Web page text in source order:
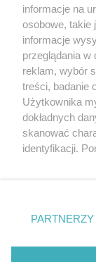
7 / 7
bytom
Wróć do
Budowa
Nie zapomnij
zapoznać się z:
Twojemiasto
Piekary Śląskie
Chorzów
Tarnowskie Góry
Gliwice
informacje na
osobowe, takie
informacje
przeglądania w
reklam, wybór
treści, badanie
Użytkownika
dokładnych
skanować
identyfikacji.
prywatności
. Niektóre
zgody
takiemu
PARTNERZY